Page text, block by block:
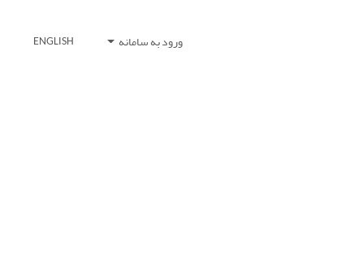
ورود به سامانه ENGLISH